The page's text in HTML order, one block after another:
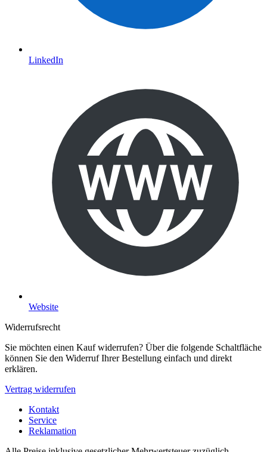
LinkedIn
Website
Widerrufsrecht
Sie möchten einen Kauf widerrufen? Über die folgende Schaltfläche
können Sie den Widerruf Ihrer Bestellung einfach und direkt
erklären.
Vertrag widerrufen
Kontakt
Service
Reklamation